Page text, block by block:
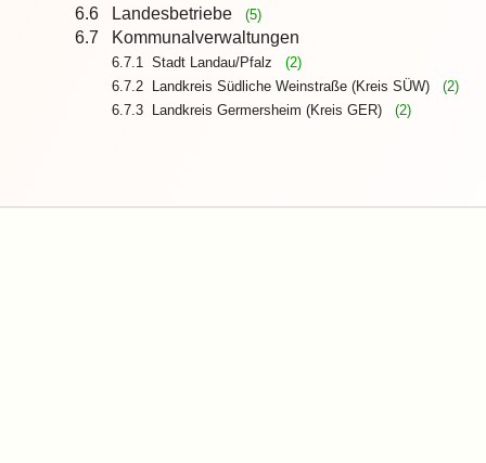
6.6 Landesbetriebe (5)
6.7 Kommunalverwaltungen
6.7.1 Stadt Landau/Pfalz (2)
6.7.2 Landkreis Südliche Weinstraße (Kreis SÜW) (2)
6.7.3 Landkreis Germersheim (Kreis GER) (2)